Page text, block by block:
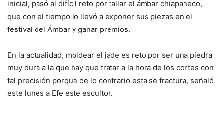
inicial, pasó al difícil reto por tallar el ámbar chiapaneco,
que con el tiempo lo llevó a exponer sus piezas en el
festival del Ámbar y ganar premios.
En la actualidad, moldear el jade es reto por ser una piedra
muy dura a la que hay que tratar a la hora de los cortes con
tal precisión porque de lo contrario esta se fractura, señaló
este lunes a Efe este escultor.